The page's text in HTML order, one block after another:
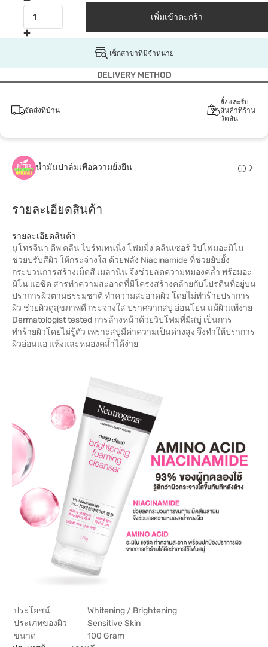
เพิ่มเข้าตะกร้า
เช็กสาขาที่มีจำหน่าย
DELIVERY METHOD
จัดส่งที่บ้าน
สั่งและรับ
สินค้าที่ร้าน
วัตสัน
น้ำมันปาล์มเพื่อความยั่งยืน
รายละเอียดสินค้า
รายละเอียดสินค้า
นูโทรจีนา ดีพ คลีน ไบร์ทเทนนิ่ง โฟมมิ่ง คลีนเซอร์ วิปโฟมอะมิโน
ช่วยปรับสีผิว ให้กระจ่างใส ด้วยพลัง Niacinamide ที่ช่วยยับยั้ง
กระบวนการสร้างเม็ดสี เมลานิน จึงช่วยลดความหมองคล้ำ พร้อมอะ
มิโน แอซิด สารทำความสะอาดที่มีโครงสร้างคล้ายกับโปรตีนที่อยู่บน
ปราการผิวตามธรรมชาติ ทำความสะอาดผิว โดยไม่ทำร้ายปราการ
ผิว ช่วยผิวดูสุขภาพดี กระจ่างใส ปราศจากสบู่ อ่อนโยน แม้ผิวแพ้ง่าย
Dermatologist tested การล้างหน้าด้วยวิปโฟมที่มีสบู่ เป็นการ
ทำร้ายผิวโดยไม่รู้ตัว เพราะสบู่มีค่าความเป็นด่างสูง จึงทำให้ปราการ
ผิวอ่อนแอ แห้งและหมองคล้ำได้ง่าย
ประโยชน์
Whitening / Brightening
ประเภทของผิว
Sensitive Skin
ขนาด
100 Gram